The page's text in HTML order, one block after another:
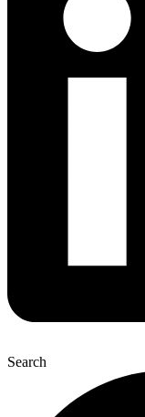
Search